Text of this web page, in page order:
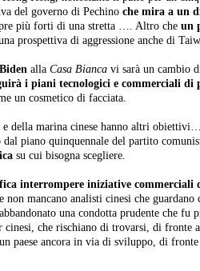
del governo di Pechino che mira a un
più forti di una stretta …. Altro che un
prospettiva di aggressione anche di
Biden alla Casa Bianca vi sarà un cambio
i piani tecnologici e commerciali di
un cosmetico di facciata.
e della marina cinese hanno altri
piano quinquennale del partito
su cui bisogna scegliere.
interrompere iniziative commerciali
non mancano analisti cinesi che guardano
una condotta prudente che
cinesi, che rischiano di trovarsi, di fronte
paese ancora in via di sviluppo, di